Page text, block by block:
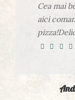
Cea mai
aici